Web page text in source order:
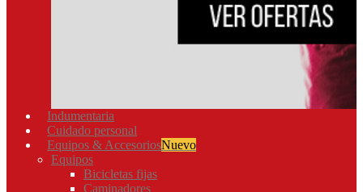
Indumentaria
Cuidado personal
Equipos & AccesoriosNuevo
Equipos
Bicicletas fijas
Caminadores